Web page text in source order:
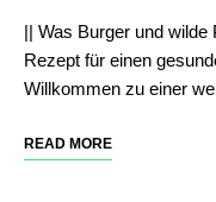
|| Was Burger und
Rezept für einen
Willkommen zu einer
READ MORE